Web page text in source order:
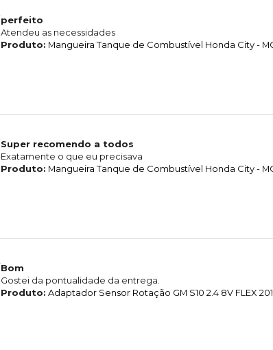
perfeito
Atendeu as necessidades
Produto: Mangueira Tanque de Combustível Honda City -
Super recomendo a todos
Exatamente o que eu precisava
Produto: Mangueira Tanque de Combustível Honda City -
Bom
Gostei da pontualidade da entrega.
Produto: Adaptador Sensor Rotação GM S10 2.4 8V FLEX